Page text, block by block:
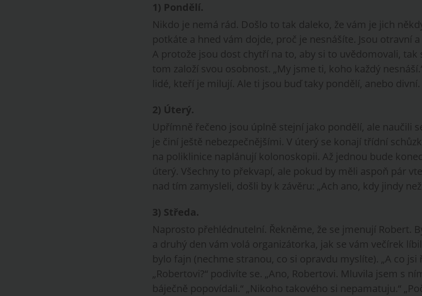
1) Pondělí.
Nikdo je nemá rád. Došlo to tak daleko, že vám je jich
potkáte a hned vám dojde, proč je nesnášíte. Jsou otravní
A protože jsou dost chytří na to, aby si to uvědomovali, tak
tom založí svou osobnost. „My jsme ti, koho každý
lidé, kteří je milují. Ale ti jsou buď taky pondělí, anebo divní.
2) Úterý.
Upřímně řečeno jsou úplně stejní jako pondělí, ale naučili
je činí ještě nebezpečnějšími. V úterý se konají třídní
na poliklinice naplánují kolonoskopii. Až jednou bude
úterý. Všechny to překvapí, ale pokud by měli aspoň pár
nad tím zamysleli, došli by k závěru: „Ach ano, kdy jindy
3) Středa.
Naprosto přehlédnutelní. Řekněme, že se jmenují Robert.
a druhý den vám volá organizátorka, jak se vám večírek
bylo fajn (nechme stranou, co si opravdu myslíte). „A co jsi
„Robertovi?“ podivíte se. „Ano, Robertovi. Mluvila jsem s
báječně popovídali.“ „Nikoho takového si nepamatuju.“